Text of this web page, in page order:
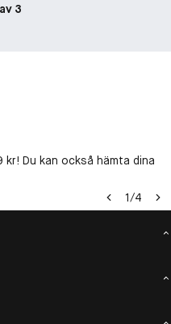
3
Du kan också hämta dina
1/4